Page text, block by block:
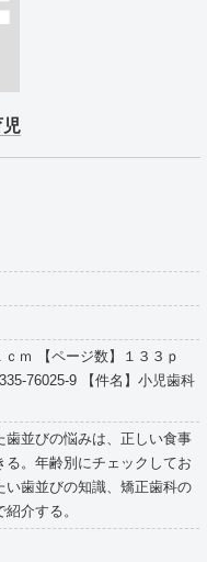
児
ｃｍ 【ページ数】１３３ｐ
76025-9 【件名】小児歯科
歯並びの悩みは、正しい食事
る。年齢別にチェックしてお
い歯並びの知識、矯正歯科の
介する。